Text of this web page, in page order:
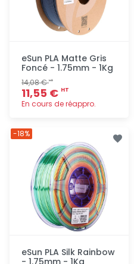
eSun PLA Matte Gris
Foncé - 1.75mm - 1Kg
14,08 €HT
11,55 € HT
En cours de réappro.
rapide
eSun PLA Silk Rainbow
- 1.75mm - 1Kg
-18%